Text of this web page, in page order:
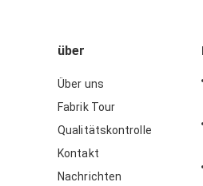
über
Über uns
Fabrik Tour
Qualitätskontrolle
Kontakt
Nachrichten